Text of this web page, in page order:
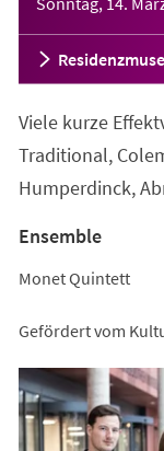
Viele kurze
Traditional,
Humperdinck,
Ensemble
Monet Quintett
Gefördert vom